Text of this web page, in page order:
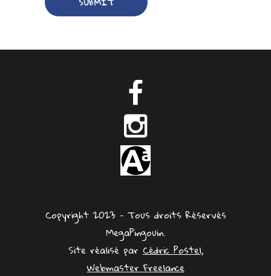
Copyright 2023 – Tous droits Réservés
MegaPingouin.
Site réalisé parCédric Postel,
Webmaster Freelance